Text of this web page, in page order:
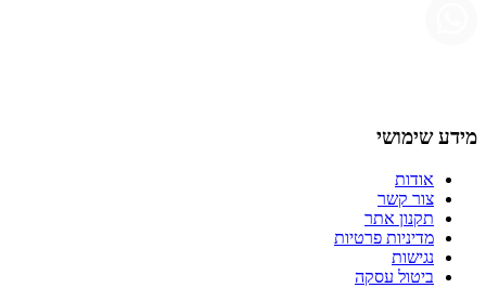
מידע שימושי
אודות
צור קשר
תקנון אתר
מדיניות פרטיות
נגישות
ביטול עסקה